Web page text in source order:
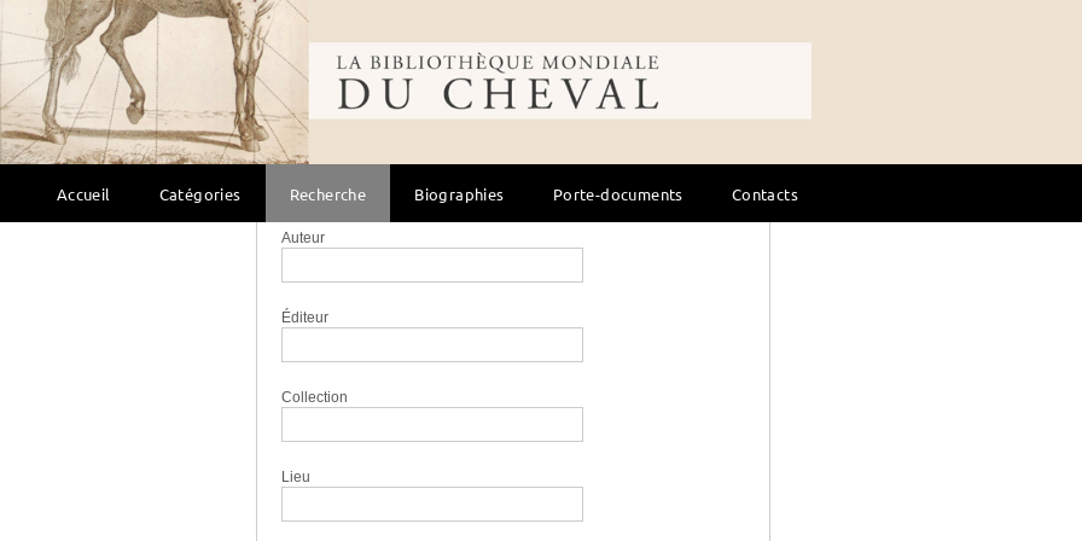
Bibliothèque mondiale du cheval
Accueil Catégories Recherche Biographies Porte-documents Contacts
Recherche simple
Sujet
Titre
Auteur
Éditeur
Collection
Lieu